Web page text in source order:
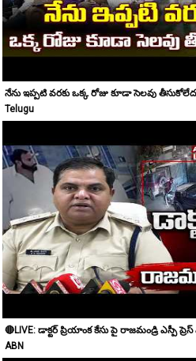
నేను ఇప్పటి వరకు ఒక్క రోజు కూడా సెలవు
Telugu
🔴LIVE: డాక్టర్ ప్రియాంక కేసు పై రాజమండ్రి ఎస్పీ
ABN